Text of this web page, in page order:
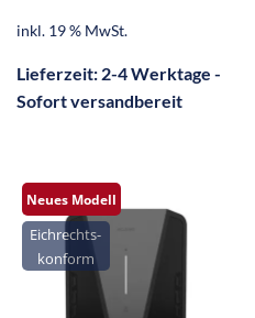
inkl. 19 % MwSt.
Lieferzeit: 2-4 Werktage -
Sofort versandbereit
Eichrechts-
konform
Neues Modell